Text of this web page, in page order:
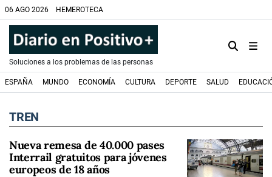
06 AGO 2026 HEMEROTECA
Soluciones a los problemas de las personas
ESPAÑA MUNDO ECONOMÍA CULTURA DEPORTE SALUD
TREN
Nueva remesa de 40.000 pases
Interrail gratuitos para jóvenes
europeos de 18 años